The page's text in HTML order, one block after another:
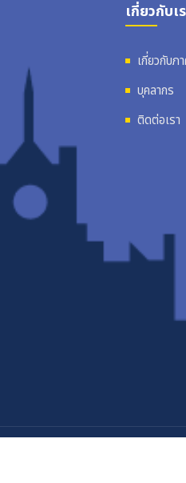
เกี่ยวกับเ
เกี่ยวกับภ
บุคลากร
ติดต่อเรา